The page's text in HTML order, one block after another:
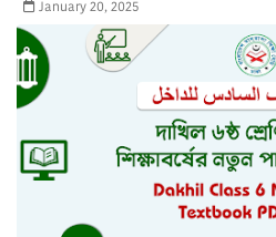
January 20, 2025